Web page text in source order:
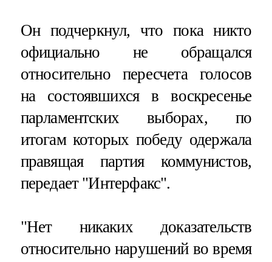
Он подчеркнул, что пока никто
официально не обращался
относительно пересчета голосов
на состоявшихся в воскресенье
парламентских выборах, по
итогам которых победу одержала
правящая партия коммунистов,
передает "Интерфакс".
"Нет никаких доказательств
относительно нарушений во время